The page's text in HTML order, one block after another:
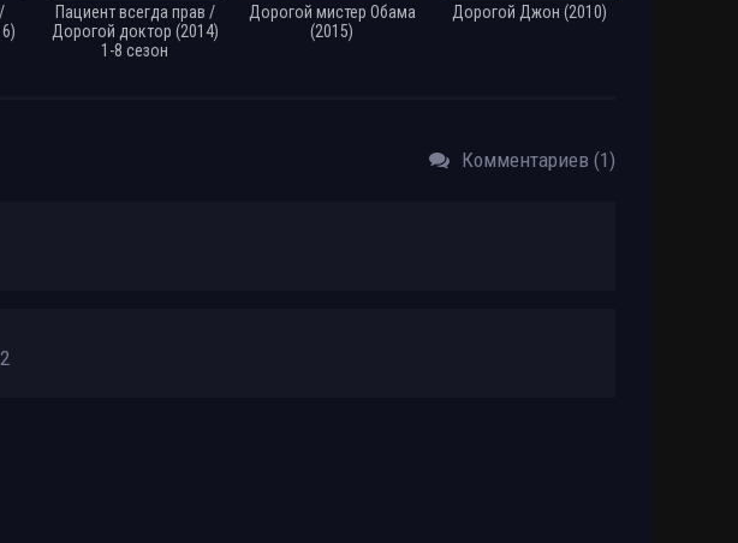
Пациент всегда прав /
Дорогой доктор (2014)
1-8 сезон
Дорогой мистер Обама
(2015)
Дорогой Джон (2010)
Комментариев (1)